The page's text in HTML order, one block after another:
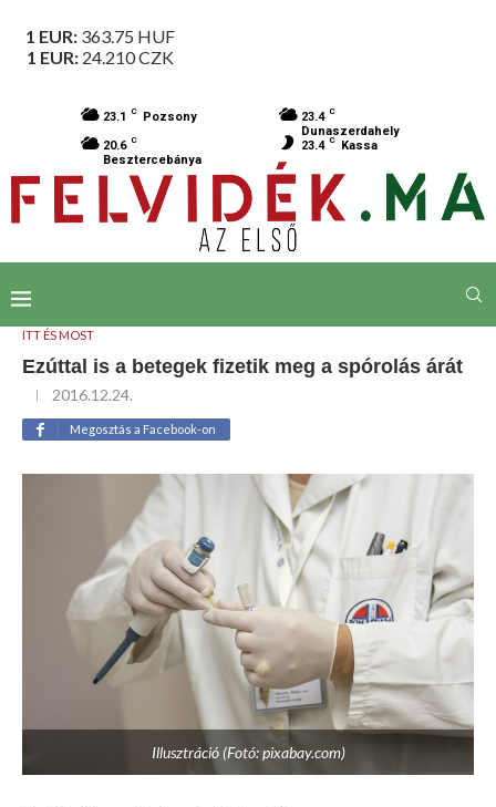
1 EUR: 363.75 HUF
1 EUR: 24.210CZK
23.1 C Pozsony 23.4 C
Dunaszerdahely
20.6 C
Besztercebánya
23.4 C Kassa
ITT ÉS MOST
Ezúttal is a betegek fizetik meg a spórolás árát
2016.12.24.
Megosztás a Facebook-on
Illusztráció (Fotó: pixabay.com)